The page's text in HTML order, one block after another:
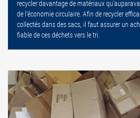
recycler davantage de matériaux
de l’économie circulaire. Afin de recycler
collectés dans des sacs, il faut assurer un
fiable de ces déchets vers le tri.